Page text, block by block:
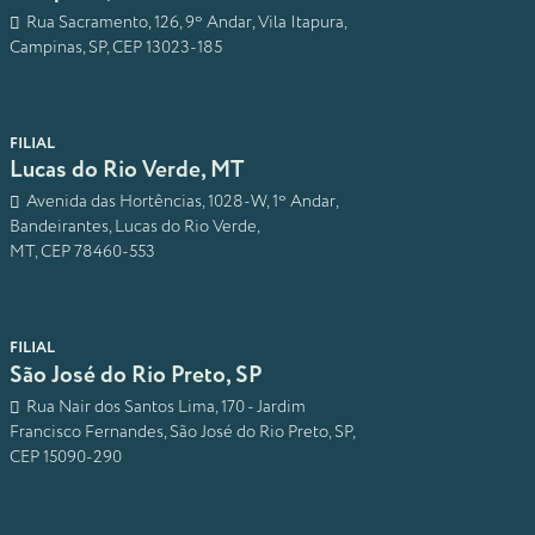
Rua Sacramento, 126, 9º Andar, Vila Itapura,
Campinas, SP, CEP 13023-185
FILIAL
Lucas do Rio Verde, MT
Avenida das Hortências, 1028-W, 1º Andar,
Bandeirantes, Lucas do Rio Verde,
MT, CEP 78460-553
FILIAL
São José do Rio Preto, SP
Rua Nair dos Santos Lima, 170 - Jardim
Francisco Fernandes, São José do Rio Preto, SP,
CEP 15090-290